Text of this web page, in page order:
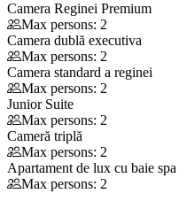
Camera Reginei Premium
Max persons: 2
Camera dublă executiva
Max persons: 2
Camera standard a reginei
Max persons: 2
Junior Suite
Max persons: 2
Cameră triplă
Max persons: 2
Apartament de lux cu baie spa
Max persons: 2